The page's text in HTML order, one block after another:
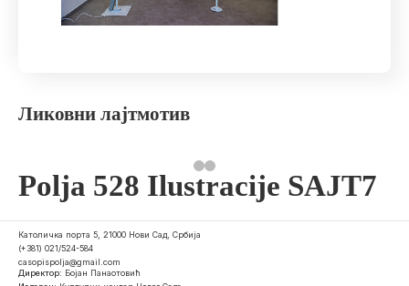
Ликовни лајтмотив
Polja 528 Ilustracije SAJT7
Католичка порта 5, 21000 Нови Сад, Србија
(+381) 021/524-584
casopispolja@gmail.com
Директор: Бојан Панаотовић